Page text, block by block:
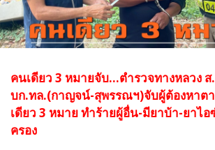
คนเดียว 3 หมายจับ...ตำรวจทางหลวง
บก.ทล.(กาญจน์-สุพรรณฯ)จับผู้ต้องหาต
เดียว 3 หมาย ทำร้ายผู้อื่น-มียาบ้า-ยาไ
ครอง